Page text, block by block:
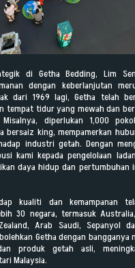
di Getha Bedding, Lim
dengan keberlanjutan
dari 1969 lagi, Getha telah
tempat tidur yang mewah dan
diperlukan 1,000
bersaiz king, mempamerkan
industri getah. Dengan
kami kepada pengelolaan
daya hidup dan pertumbuhan
kualiti dan kemampanan
30 negara, termasuk
Arab Saudi, Sepanyol
Getha dengan bangganya
produk getah asli,
Malaysia.